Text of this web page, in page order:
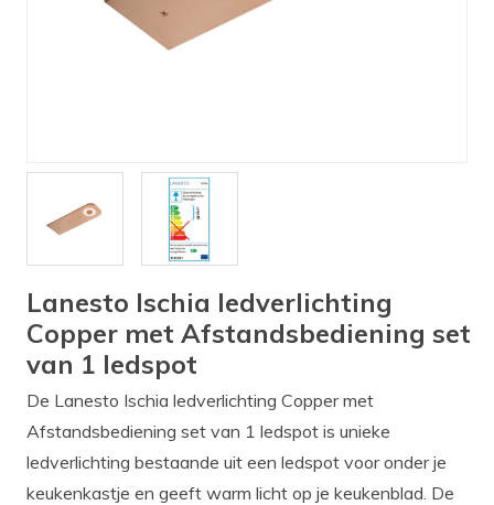
Verlichting
$$$ ACTIES $$$
Lanesto Ischia ledverlichting
Copper met Afstandsbediening set
van 1 ledspot
De Lanesto Ischia ledverlichting Copper met
Afstandsbediening set van 1 ledspot is unieke
ledverlichting bestaande uit een ledspot voor onder je
keukenkastje en geeft warm licht op je keukenblad. De